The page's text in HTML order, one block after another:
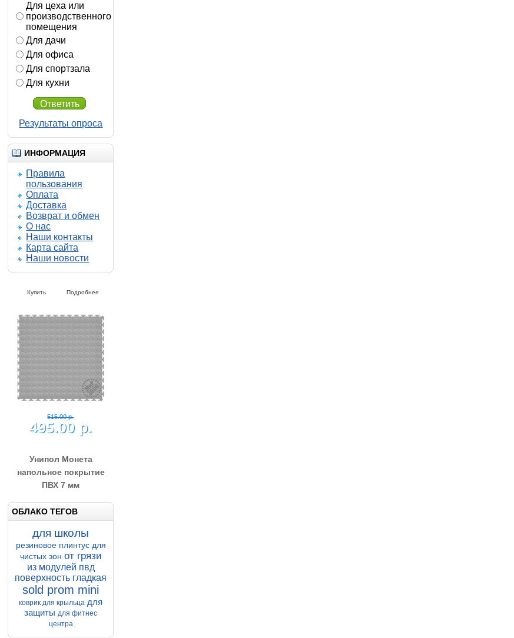
Для цеха или
производственного
помещения
Для дачи
Для офиса
Для спортзала
Для кухни
Ответить
Результаты опроса
ИНФОРМАЦИЯ
Правила
пользования
Оплата
Доставка
Возврат и обмен
О нас
Наши контакты
Карта сайта
Наши новости
515.00 р.
495.00 р.
515.00 р.
495.00 р.
Унипол Шагрень
ПВХ 7 мм
500*500*7 мм Шагрень
Купить Подробнее
ОБЛАКО ТЕГОВ
для школы
резиновое плинтус для
чистых зон от грязи
из модулей пвд
поверхность гладкая
sold prom mini
коврик для крыльца для
защиты для фитнес
центра